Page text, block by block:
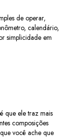
de operar,
calendário,
simplicidade em
que ele traz mais
composições
você ache que